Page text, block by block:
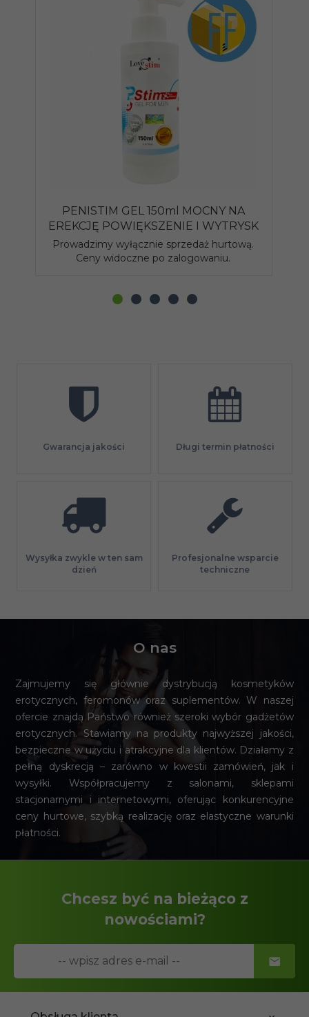
PENISTIM GEL 150ml MOCNY NA
EREKCJĘ POWIĘKSZENIE I WYTRYSK
Prowadzimy wyłącznie sprzedaż hurtową.
Ceny widoczne po zalogowaniu.
Gwarancja jakości Długi termin płatności
Wysyłka zwykle w ten sam
dzień
Profesjonalne wsparcie
techniczne
O nas
Zajmujemy się głównie dystrybucją kosmetyków
erotycznych, feromonów oraz suplementów. W naszej
ofercie znajdą Państwo również szeroki wybór gadżetów
erotycznych. Stawiamy na produkty najwyższej jakości,
bezpieczne w użyciu i atrakcyjne dla klientów. Działamy z
pełną dyskrecją – zarówno w kwestii zamówień, jak i
wysyłki. Współpracujemy z salonami, sklepami
stacjonarnymi i internetowymi, oferując konkurencyjne
ceny hurtowe, szybką realizację oraz elastyczne warunki
płatności.
Chcesz być na bieżąco z
nowościami?